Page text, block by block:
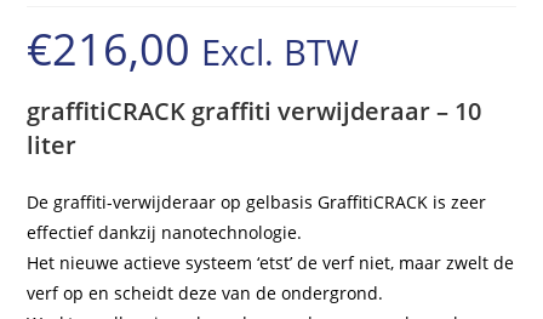
€216,00 Excl. BTW
graffitiCRACK graffiti verwijderaar – 10
liter
De graffiti-verwijderaar op gelbasis GraffitiCRACK is zeer
effectief dankzij nanotechnologie.
Het nieuwe actieve systeem ‘etst’ de verf niet, maar zwelt de
verf op en scheidt deze van de ondergrond.